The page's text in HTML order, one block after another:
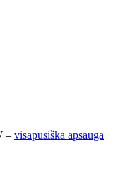
– visapusiška apsauga